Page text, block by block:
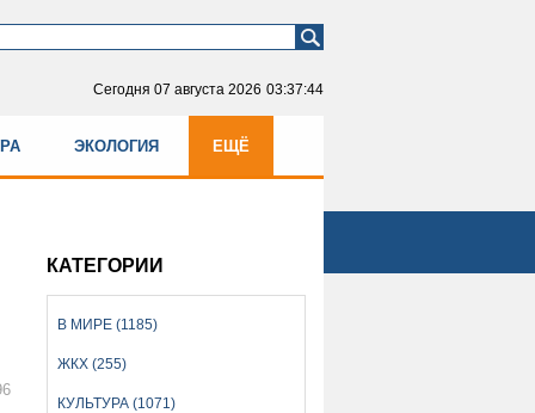
Сегодня 07 августа 2026 03:37:44
ЭКОЛОГИЯ ЕЩЁ
КАТЕГОРИИ
В МИРЕ (1185)
ЖКХ (255)
КУЛЬТУРА (1071)